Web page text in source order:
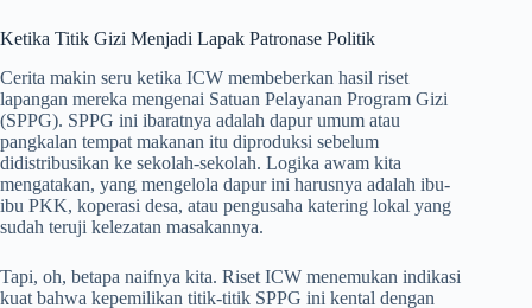
Ketika Titik Gizi Menjadi Lapak Patronase Politik
Cerita makin seru ketika ICW membeberkan hasil riset
lapangan mereka mengenai Satuan Pelayanan Program Gizi
(SPPG). SPPG ini ibaratnya adalah dapur umum atau
pangkalan tempat makanan itu diproduksi sebelum
didistribusikan ke sekolah-sekolah. Logika awam kita
mengatakan, yang mengelola dapur ini harusnya adalah ibu-
ibu PKK, koperasi desa, atau pengusaha katering lokal yang
sudah teruji kelezatan masakannya.
Tapi, oh, betapa naifnya kita. Riset ICW menemukan indikasi
kuat bahwa kepemilikan titik-titik SPPG ini kental dengan